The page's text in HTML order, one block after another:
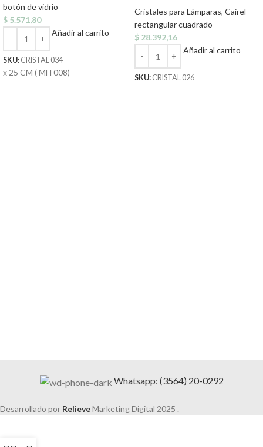
botón de vidrio
$ 5.571,80
Añadir al carrito
SKU: CRISTAL 034
x 25 CM ( MH 008)
Cristales para Lámparas, Cairel
rectangular cuadrado
$ 28.392,16
Añadir al carrito
SKU: CRISTAL 026
Whatsapp: (3564) 20-0292
Desarrollado por RelieveMarketing Digital 2025 .